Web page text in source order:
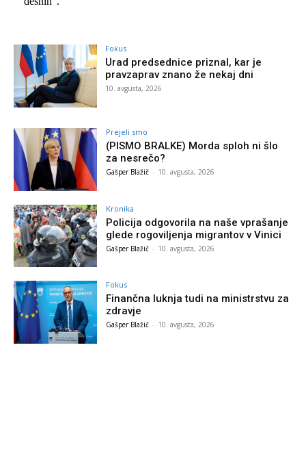
Fokus
Urad predsednice priznal, kar je
pravzaprav znano že nekaj dni
10. avgusta, 2026
Prejeli smo
(PISMO BRALKE) Morda sploh ni šlo
za nesrečo?
Gašper Blažič - 10. avgusta, 2026
Kronika
Policija odgovorila na naše vprašanje
glede rogoviljenja migrantov v Vinici
Gašper Blažič - 10. avgusta, 2026
Fokus
Finančna luknja tudi na ministrstvu za
zdravje
Gašper Blažič - 10. avgusta, 2026